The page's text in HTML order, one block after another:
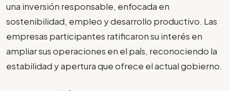
una inversión responsable, enfocada en
sostenibilidad, empleo y desarrollo productivo. Las
empresas participantes ratificaron su interés en
ampliar sus operaciones en el país, reconociendo la
estabilidad y apertura que ofrece el actual gobierno.